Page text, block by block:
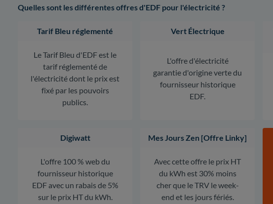
Quelles sont les différentes offres d'EDF pour l'électricité ?
Tarif Bleu réglementé
Le Tarif Bleu d'EDF est le
tarif réglementé de
l'électricité dont le prix est
fixé par les pouvoirs
publics.
Vert Électrique
L'offre d'électricité
garantie d'origine verte du
fournisseur historique
EDF.
Digiwatt
L'offre 100 % web du
fournisseur historique
EDF avec un rabais de 5%
sur le prix HT du kWh.
Mes Jours Zen [Offre Linky]
Avec cette offre le prix HT
du kWh est 30% moins
cher que le TRV le week-
end et les jours fériés.